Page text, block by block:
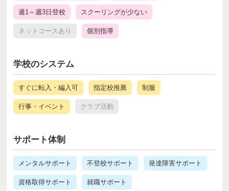
週1～週3日登校 スクーリングが少ない
ネットコースあり 個別指導
学校のシステム
すぐに転入・編入可 指定校推薦 制服
行事・イベント クラブ活動
サポート体制
メンタルサポート 不登校サポート 発達障害サポート
資格取得サポート 就職サポート